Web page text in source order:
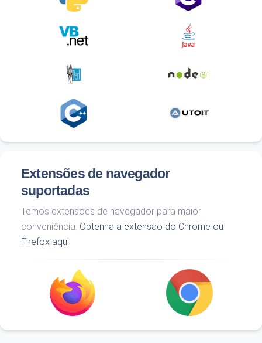
Extensões de navegador
suportadas
Temos extensões de navegador para maior
conveniência. Obtenha a extensão do Chrome ou
Firefox aqui.